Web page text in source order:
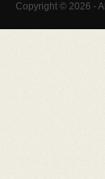
Copyright © 2026 -